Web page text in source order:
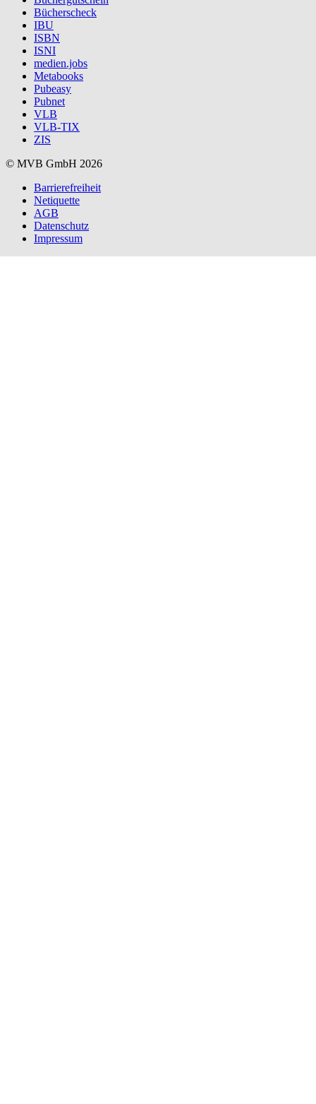
Bücherscheck
IBU
ISBN
ISNI
medien.jobs
Metabooks
Pubeasy
Pubnet
VLB
VLB-TIX
ZIS
© MVB GmbH 2026
Barrierefreiheit
Netiquette
AGB
Datenschutz
Impressum